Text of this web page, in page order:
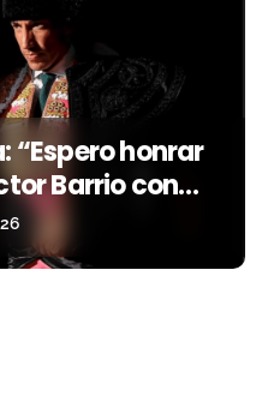
“Espero honrar
Barrio con